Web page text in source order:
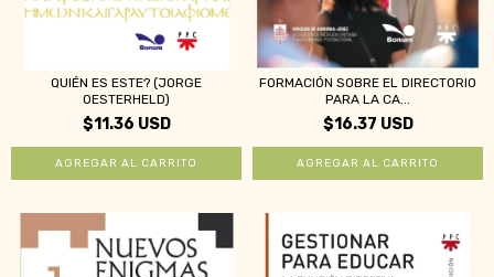
QUIÉN ES ESTE? (JORGE
OESTERHELD)
$11.36 USD
FORMACIÓN SOBRE EL DIRECTORIO
PARA LA CA...
$16.37 USD